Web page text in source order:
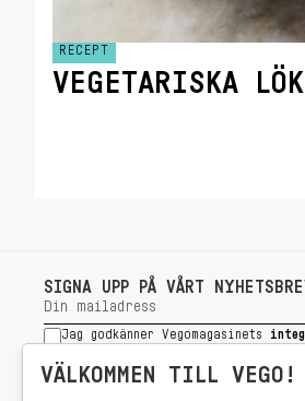
RECEPT
VEGETARISKA
SIGNA UPP PÅ VÅRT
Jag godkänner Vegomagasinets
SIGNA UPP
VÄLKOMMEN TILL VEGO!